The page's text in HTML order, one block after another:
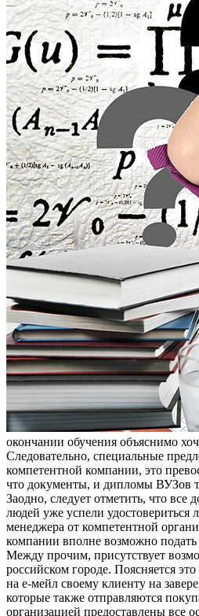
окончании обучения объяснимо
Следовательно, специальные
компетентной компании, это
что документы, и дипломы ВУЗов
Заодно, следует отметить, что
людей уже успели
менеджера от компетентной
компании вполне возможно подать
Между прочим, присутствует
российском городе. Поясняется
на е-мейл своему клиенту на
которые также отправляются
организацией предоставлены все